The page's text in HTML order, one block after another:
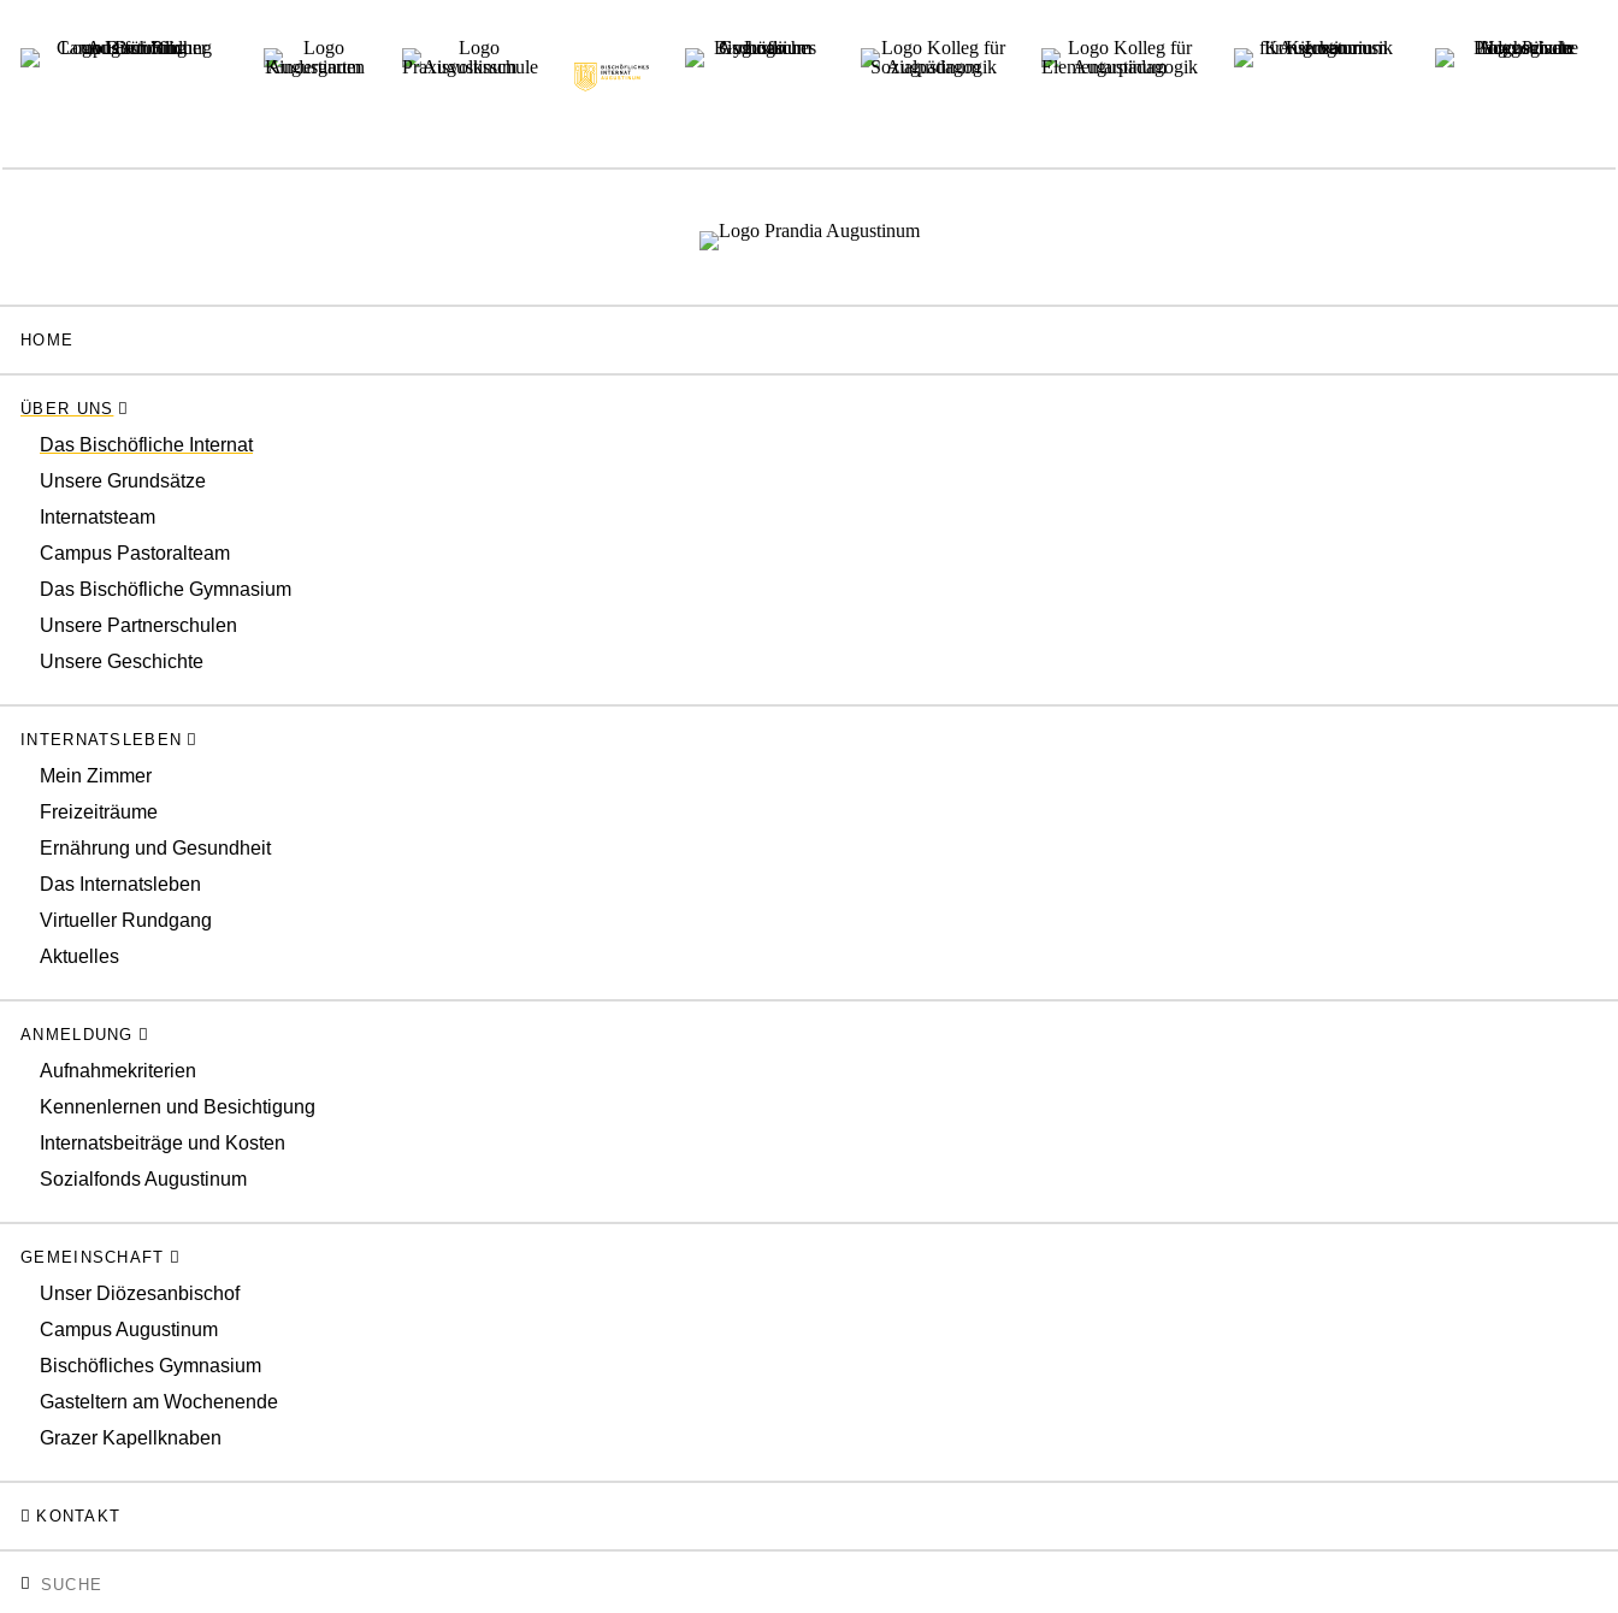
HOME
ÜBER UNS
Das Bischöfliche Internat
Unsere Grundsätze
Internatsteam
Campus Pastoralteam
Das Bischöfliche Gymnasium
Unsere Partnerschulen
Unsere Geschichte
INTERNATSLEBEN
Mein Zimmer
Freizeiträume
Ernährung und Gesundheit
Das Internatsleben
Virtueller Rundgang
Aktuelles
ANMELDUNG
Aufnahmekriterien
Kennenlernen und Besichtigung
Internatsbeiträge und Kosten
Sozialfonds Augustinum
GEMEINSCHAFT
Unser Diözesanbischof
Campus Augustinum
Bischöfliches Gymnasium
Gasteltern am Wochenende
Grazer Kapellknaben
KONTAKT